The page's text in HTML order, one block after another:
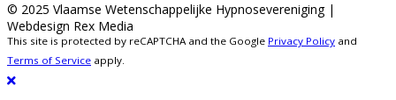
© 2025 Vlaamse Wetenschappelijke Hypnosevereniging |
Webdesign Rex Media
This site is protected by reCAPTCHA and the Google Privacy Policy and
Terms of Service apply.